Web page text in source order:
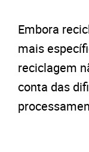
Embora
mais
reciclagem
conta das